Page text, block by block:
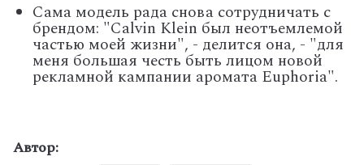
Сама модель рада снова сотрудничать с
брендом: "Calvin Klein был неотъемлемой
частью моей жизни", - делится она, - "для
меня большая честь быть лицом новой
рекламной кампании аромата Euphoria".
Автор: